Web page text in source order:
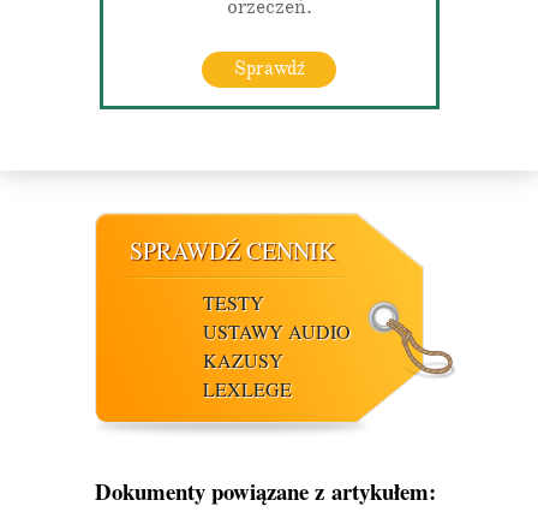
orzeczeń.
Sprawdź
SPRAWDŹ CENNIK
TESTY
USTAWY AUDIO
KAZUSY
LEXLEGE
Dokumenty powiązane z artykułem: